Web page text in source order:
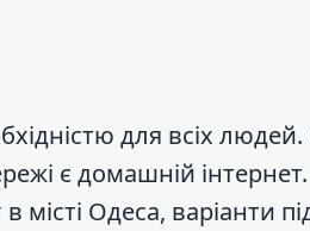
для всіх
є домашній інтернет.
в місті Одеса, варіанти